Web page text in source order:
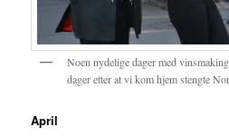
Noen nydelige dager med
dager etter at vi kom hjem stengte
April